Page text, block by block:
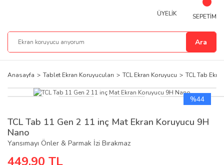
Ara
ÜYELİK SEPETİM
Anasayfa Tablet Ekran Koruyucuları TCL Ekran Koruyucu TCL Tab
%44
TCL Tab 11 Gen 2 11 inç Mat Ekran Koruyucu 9H
Nano
Yansımayı Önler & Parmak İzi Bırakmaz
449,90 TL